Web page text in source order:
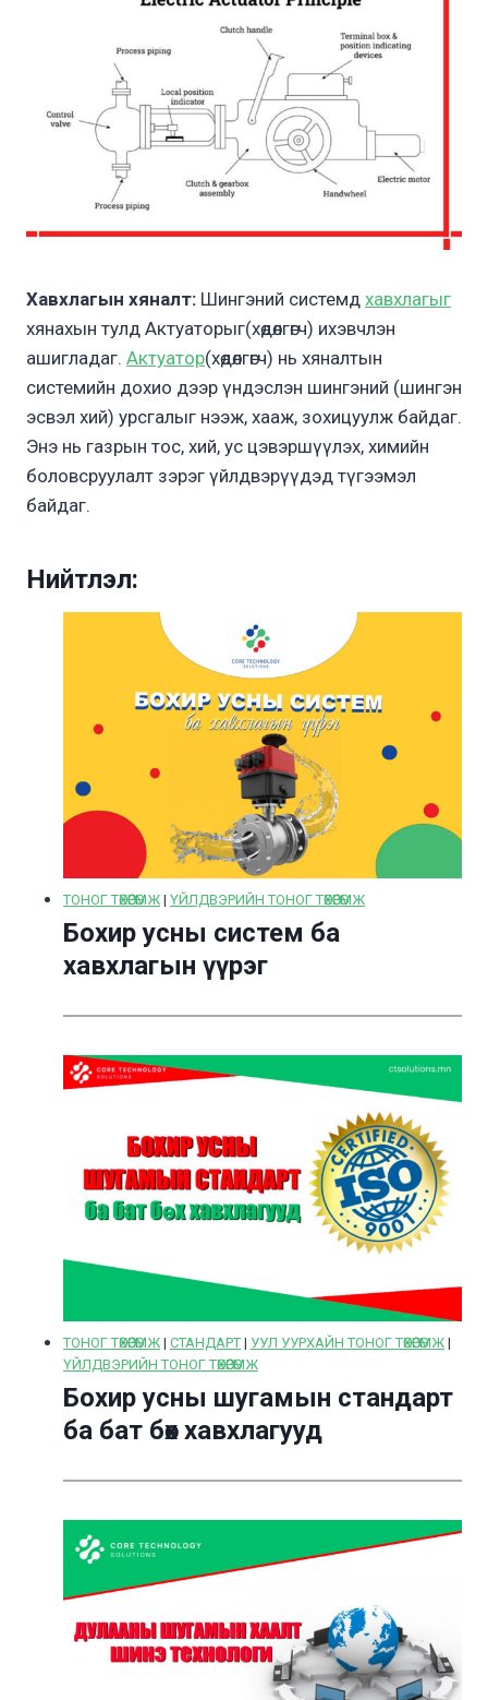
Хавхлагын хяналт: Шингэний системд хавхлагыг
хянахын тулд Актуаторыг(хөдөлгөгч) ихэвчлэн
ашигладаг. Актуатор(хөдөлгөгч) нь хяналтын
системийн дохио дээр үндэслэн шингэний (шингэн
эсвэл хий) урсгалыг нээж, хааж, зохицуулж байдаг.
Энэ нь газрын тос, хий, ус цэвэршүүлэх, химийн
боловсруулалт зэрэг үйлдвэрүүдэд түгээмэл
байдаг.
Нийтлэл:
ТОНОГ ТӨХӨӨРӨМЖ | ҮЙЛДВЭРИЙН ТОНОГ ТӨХӨӨРӨМЖ
Бохир усны систем ба
хавхлагын үүрэг
ТОНОГ ТӨХӨӨРӨМЖ | СТАНДАРТ | УУЛ УУРХАЙН ТОНОГ ТӨХӨӨРӨМЖ |
ҮЙЛДВЭРИЙН ТОНОГ ТӨХӨӨРӨМЖ
Бохир усны шугамын стандарт
ба бат бөх хавхлагууд